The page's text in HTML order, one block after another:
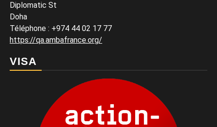
Diplomatic St
Doha
Téléphone : +974 44 02 17 77
https://qa.ambafrance.org/
VISA